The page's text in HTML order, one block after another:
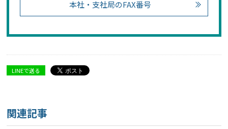
本社・支社局のFAX番号
LINEで送る
関連記事